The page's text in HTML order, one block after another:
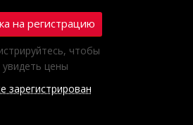
на регистрацию
чтобы
увидеть цены
зарегистрирован